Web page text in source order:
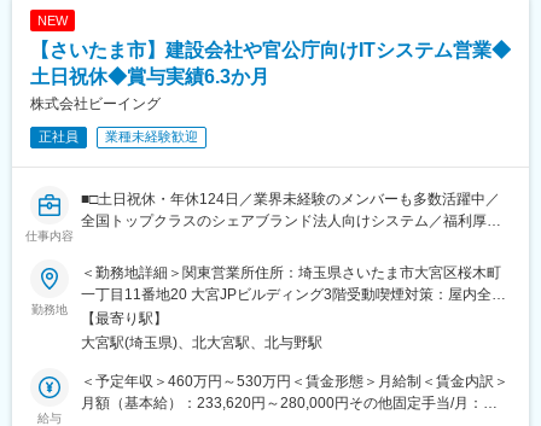
・「家を建てる」という、人生でも大きなイベントに携われま
す。
・自社商材の営業ではないため、お客様のご要望に本当に合った
選択肢をご提案することができます。
■特徴・魅力
営業だけでなく、プロジェクト運営や人材マネジメントにも携わ
れるため、事業運営に必要なスキルを幅広く習得できます。
また、NTTドコモ・KDDI・ソフトバンクをはじめとする大手通信
■対象となる方
・法人営業経験をお持ちの方
・企画提案やプロジェクト運営に挑戦したい方
・将来的にマネジメントや事業責任者を目指したい方
■入社後
営業基礎研修、業界知識研修、OJT、定期1on1など充実したサポ
ート体制を用意。
NEW
【さいたま市】建設会社や官公庁向けITシステム営業◆
土日祝休◆賞与実績6.3か月
株式会社ビーイング
正社員 業種未経験歓迎
仕事内容
■□土日祝休・年休124日／業界未経験のメンバーも多数活躍中／
全国トップクラスのシェアブランド法人向けシステム／福利厚生
■業務内容：
・建設会社（地場大手～中小）や官公庁（国交省、農水省、地方
自治体など）への法人向けシステムを提案販売する仕事です（新
規開拓／既存顧客対応ともに有）。
・イベント等によるプロモーション活動や、お客様／代理店様を
相手に勉強会の講師も行います。
勤務地
＜勤務地詳細＞関東営業所住所：埼玉県さいたま市大宮区桜木町
一丁目11番地20 大宮JPビルディング3階受動喫煙対策：屋内全面
禁煙変更の範囲：会社の定める事業所
【最寄り駅】
大宮駅(埼玉県)、北大宮駅、北与野駅
給与
＜予定年収＞460万円～530万円＜賃金形態＞月給制＜賃金内訳＞
月額（基本給）：233,620円～280,000円その他固定手当/月：